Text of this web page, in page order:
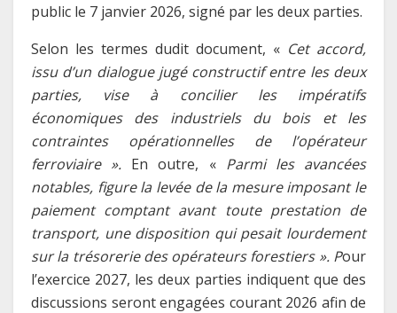
public le 7 janvier 2026, signé par les deux parties.
Selon les termes dudit document, « Cet accord,
issu d’un dialogue jugé constructif entre les deux
parties, vise à concilier les impératifs
économiques des industriels du bois et les
contraintes opérationnelles de l’opérateur
ferroviaire ». En outre, « Parmi les avancées
notables, figure la levée de la mesure imposant le
paiement comptant avant toute prestation de
transport, une disposition qui pesait lourdement
sur la trésorerie des opérateurs forestiers ». Pour
l’exercice 2027, les deux parties indiquent que des
discussions seront engagées courant 2026 afin de